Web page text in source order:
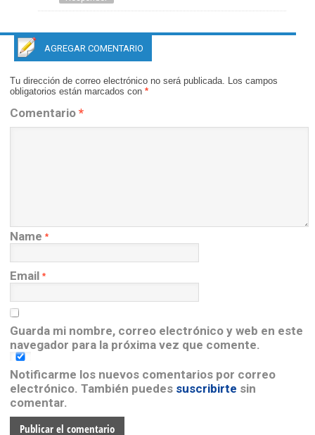
AGREGAR COMENTARIO
Tu dirección de correo electrónico no será publicada.
Los campos
obligatorios están marcados con *
Comentario *
Name *
Email *
Guarda mi nombre, correo electrónico y web en este
navegador para la próxima vez que comente.
Notificarme los nuevos comentarios por correo
electrónico. También puedes suscribirte sin
comentar.